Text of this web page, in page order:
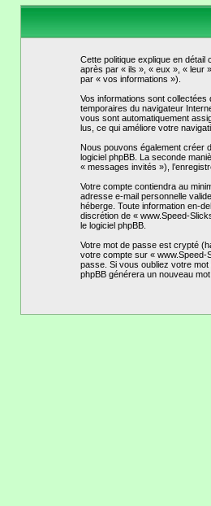
Cette politique explique en
après par « ils », « eux », « leur
par « vos informations »).
Vos informations sont
temporaires du navigateur
vous sont automatiquement
lus, ce qui améliore votre
Nous pouvons également créer
logiciel phpBB. La seconde
« messages invités »),
Votre compte contiendra au
adresse e-mail personnelle
héberge. Toute information en-
discrétion de « www.Speed-
le logiciel phpBB.
Votre mot de passe est crypté
votre compte sur « www.Speed-
passe. Si vous oubliez votre mot
phpBB générera un nouveau